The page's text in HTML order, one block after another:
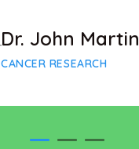
Dr. John Martin
CANCER RESEARCH